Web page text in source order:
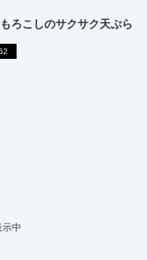
ろこしのサクサク天ぷら
中